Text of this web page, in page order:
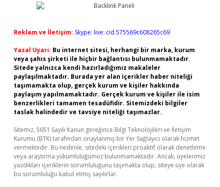
Reklam ve İletişim: Skype: live:.cid.575569c608265c69
Yasal Uyarı: Bu internet sitesi, herhangi bir marka, kurum
veya şahıs şirketi ile hiçbir bağlantısı bulunmamaktadır.
Sitede yalnızca kendi hazırladığımız makaleler
paylaşılmaktadır. Burada yer alan içerikler haber niteliği
taşımamakta olup, gerçek kurum ve kişiler hakkında
paylaşım yapılmamaktadır. Gerçek kurum ve kişiler ile isim
benzerlikleri tamamen tesadüfidir. Sitemizdeki bilgiler
taslak halindedir ve tavsiye niteliği taşımazlar.
Sitemiz, 5651 Sayılı Kanun gereğince Bilgi Teknolojileri ve İletişim
Kurumu (BTK) tarafından onaylanmış bir Yer Sağlayıcı olarak hizmet
vermektedir. Bu nedenle, sitedeki içerikleri proaktif olarak denetleme
veya araştırma yükümlülüğümüz bulunmamaktadır. Ancak, üyelerimiz
yazdıkları içeriklerin sorumluluğunu taşımakta olup, siteye üye olarak
bu sorumluluğu kabul etmiş sayılırlar.